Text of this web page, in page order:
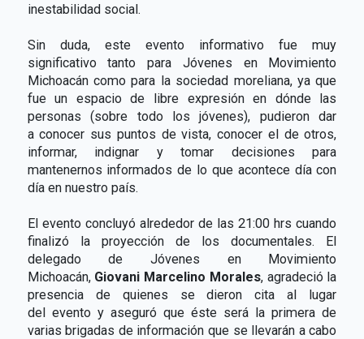
inestabilidad social.
Sin duda, este evento informativo fue muy
significativo tanto para Jóvenes en Movimiento
Michoacán como para la sociedad moreliana, ya que
fue un espacio de libre expresión en dónde las
personas (sobre todo los jóvenes), pudieron dar
a conocer sus puntos de vista, conocer el de otros,
informar, indignar y tomar decisiones para
mantenernos informados de lo que acontece día con
día en nuestro país.
El evento concluyó alrededor de las 21:00 hrs cuando
finalizó la proyección de los documentales. El
delegado de Jóvenes en Movimiento
Michoacán, Giovani Marcelino Morales, agradeció la
presencia de quienes se dieron cita al lugar
del evento y aseguró que éste será la primera de
varias brigadas de información que se llevarán a cabo